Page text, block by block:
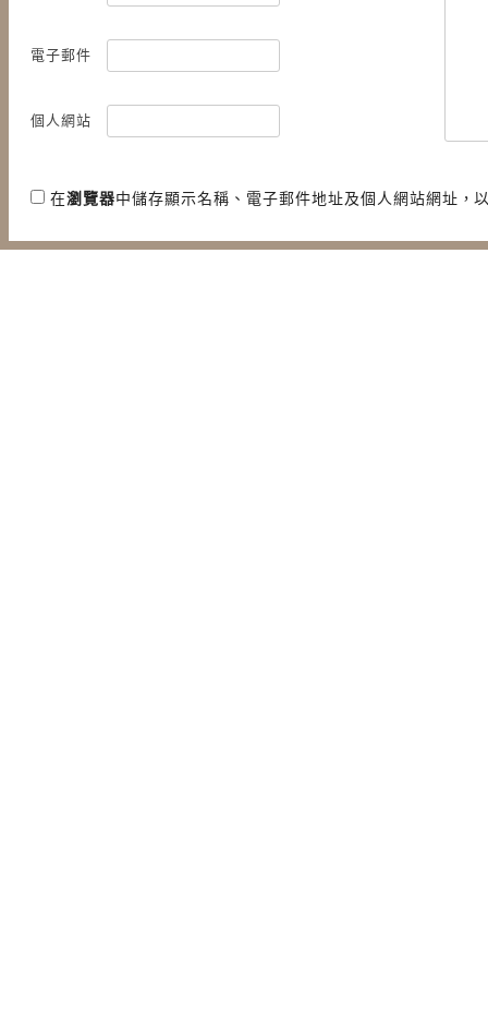
電子郵件
個人網站
在瀏覽器中儲存顯示名稱、電子郵件地址及個人網站網址，